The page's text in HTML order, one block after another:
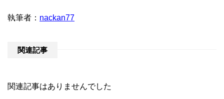
執筆者： nackan77
関連記事
関連記事はありませんでした